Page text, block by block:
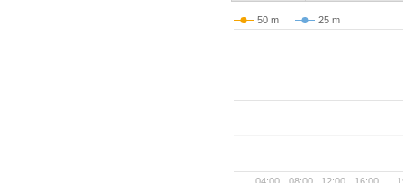
50 m 25 m
04:00 08:00 12:00 16:00